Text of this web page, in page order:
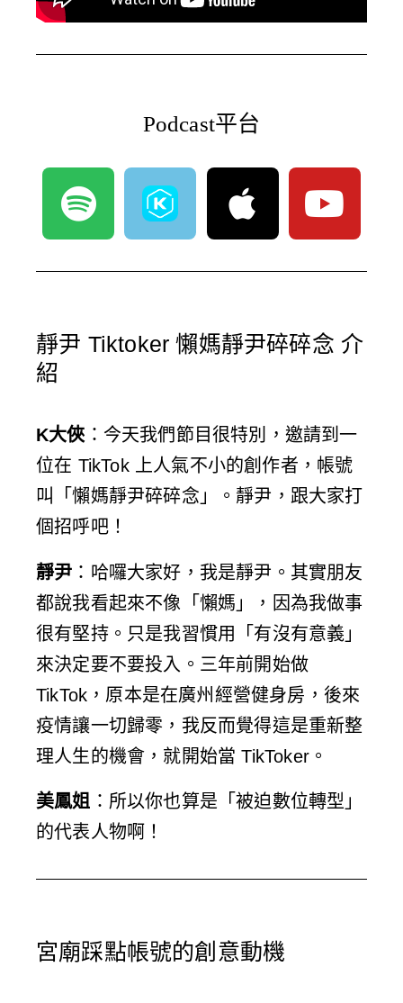
Podcast平台
S
p
i
A
p
e
Y
o
u
b
靜尹 Tiktoker 懶媽靜尹碎碎念 介
紹
K大俠：今天我們節目很特別，邀請到一
位在 TikTok 上人氣不小的創作者，帳號
叫「懶媽靜尹碎碎念」。靜尹，跟大家打
個招呼吧！
靜尹 ：哈囉大家好，我是靜尹。其實朋友
都說我看起來不像「懶媽」，因為我做事
很有堅持。只是我習慣用「有沒有意義」
來決定要不要投入。三年前開始做
TikTok，原本是在廣州經營健身房，後來
疫情讓一切歸零，我反而覺得這是重新整
理人生的機會，就開始當 TikToker。
美鳳姐 ：所以你也算是「被迫數位轉型」
的代表人物啊！
宮廟踩點帳號的創意動機